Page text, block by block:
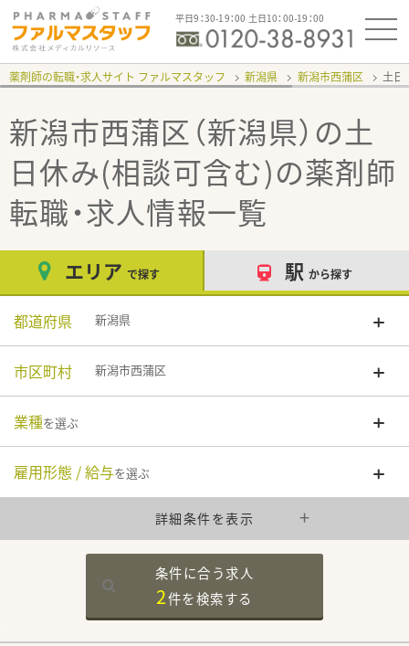
平日9：30-19：00 土日10：00-19：00
薬剤師の転職・求人サイト ファルマスタッフ 新潟県 新潟市西蒲区 土日
新潟市西蒲区（新潟県）の土
日休み(相談可含む)の薬剤師
転職・求人情報一覧
エリア で探す 駅 から探す
都道府県 新潟県
市区町村 新潟市西蒲区
業種を選ぶ
雇用形態 / 給与を選ぶ
詳細条件を表示
条件に合う求人
2件を検索する